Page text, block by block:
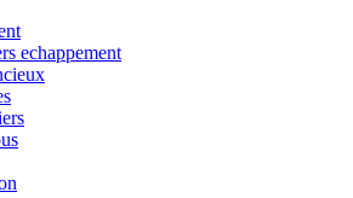
echappement